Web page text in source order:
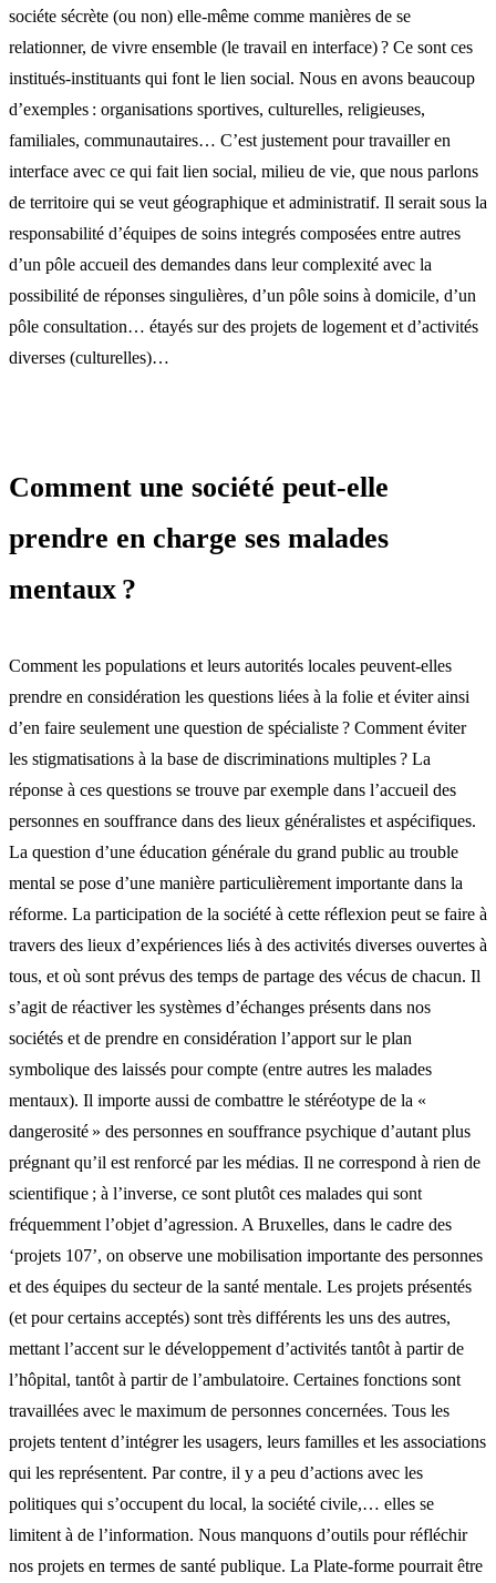
sociéte sécrète (ou non) elle-même comme manières de se
relationner, de vivre ensemble (le travail en interface) ? Ce sont ces
institués-instituants qui font le lien social. Nous en avons beaucoup
d’exemples : organisations sportives, culturelles, religieuses,
familiales, communautaires… C’est justement pour travailler en
interface avec ce qui fait lien social, milieu de vie, que nous parlons
de territoire qui se veut géographique et administratif. Il serait sous la
responsabilité d’équipes de soins integrés composées entre autres
d’un pôle accueil des demandes dans leur complexité avec la
possibilité de réponses singulières, d’un pôle soins à domicile, d’un
pôle consultation… étayés sur des projets de logement et d’activités
diverses (culturelles)…
Comment une société peut-elle
prendre en charge ses malades
mentaux ?
Comment les populations et leurs autorités locales peuvent-elles
prendre en considération les questions liées à la folie et éviter ainsi
d’en faire seulement une question de spécialiste ? Comment éviter
les stigmatisations à la base de discriminations multiples ? La
réponse à ces questions se trouve par exemple dans l’accueil des
personnes en souffrance dans des lieux généralistes et aspécifiques.
La question d’une éducation générale du grand public au trouble
mental se pose d’une manière particulièrement importante dans la
réforme. La participation de la société à cette réflexion peut se faire à
travers des lieux d’expériences liés à des activités diverses ouvertes à
tous, et où sont prévus des temps de partage des vécus de chacun. Il
s’agit de réactiver les systèmes d’échanges présents dans nos
sociétés et de prendre en considération l’apport sur le plan
symbolique des laissés pour compte (entre autres les malades
mentaux). Il importe aussi de combattre le stéréotype de la «
dangerosité » des personnes en souffrance psychique d’autant plus
prégnant qu’il est renforcé par les médias. Il ne correspond à rien de
scientifique ; à l’inverse, ce sont plutôt ces malades qui sont
fréquemment l’objet d’agression. A Bruxelles, dans le cadre des
‘projets 107’, on observe une mobilisation importante des personnes
et des équipes du secteur de la santé mentale. Les projets présentés
(et pour certains acceptés) sont très différents les uns des autres,
mettant l’accent sur le développement d’activités tantôt à partir de
l’hôpital, tantôt à partir de l’ambulatoire. Certaines fonctions sont
travaillées avec le maximum de personnes concernées. Tous les
projets tentent d’intégrer les usagers, leurs familles et les associations
qui les représentent. Par contre, il y a peu d’actions avec les
politiques qui s’occupent du local, la société civile,… elles se
limitent à de l’information. Nous manquons d’outils pour réfléchir
nos projets en termes de santé publique. La Plate-forme pourrait être